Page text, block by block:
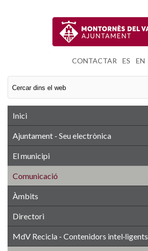
CONTACTAR ES EN
Inici
Ajuntament - Seu electrònica
El municipi
Comunicació
Àmbits
Directori
MdV Recicla - Contenidors intel·ligents